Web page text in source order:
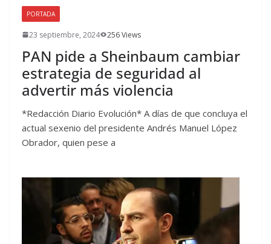
PORTADA
23 septiembre, 2024 256 Views
PAN pide a Sheinbaum cambiar
estrategia de seguridad al
advertir más violencia
*Redacción Diario Evolución* A días de que concluya el
actual sexenio del presidente Andrés Manuel López
Obrador, quien pese a